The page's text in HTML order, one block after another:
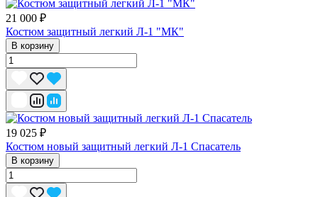
21 000 ₽
Костюм защитный легкий Л-1 "МК"
В корзину
19 025 ₽
Костюм новый защитный легкий Л-1 Спасатель
В корзину